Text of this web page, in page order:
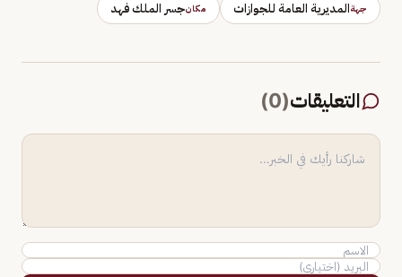
جهةالمديرية العامة للجوازات مكانجسر الملك فهد
التعليقات(
0
)